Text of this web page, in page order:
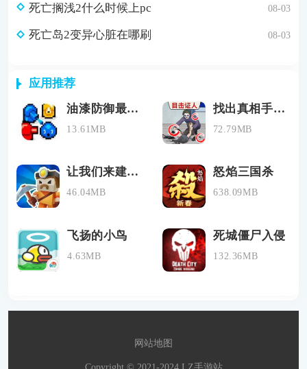
死亡搁浅2什么时候上pc 08-03
死亡岛2变异心脏在哪刷 08-03
应用推荐
油漆防御最新2024下载地址
13.61MB
找出真相手游中文最新版下载2024
72.79MB
让我们来建造(Lets Build)游戏v0.1下载
46.04MB
怒焰三国杀
638.09MB
飞扬的小鸟
4.63MB
死城僵尸入侵
132.36MB
网站地图
Copyright © 2021-2024 LZ手游站